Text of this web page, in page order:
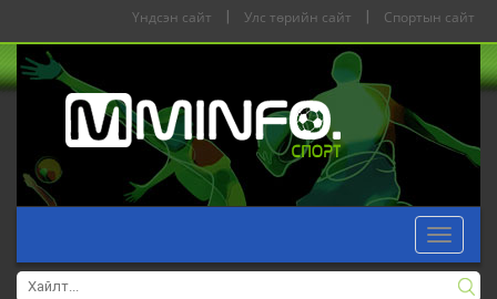
Үндсэн сайт Улс төрийн сайт Спортын сайт
Toggle